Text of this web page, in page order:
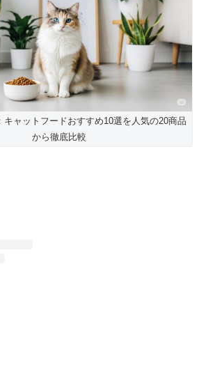
キャットフードおすすめ10選を人気の20商品
から徹底比較